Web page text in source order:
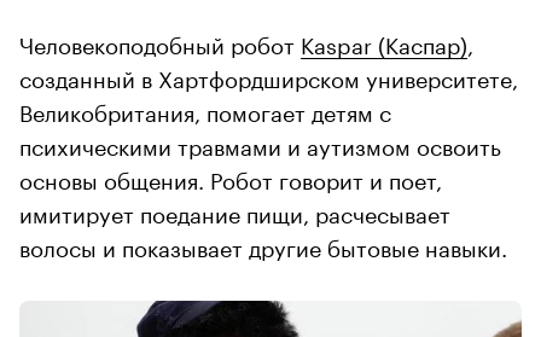
Человекоподобный робот Kaspar (Каспар)
созданный в Хартфордширском университете,
Великобритания, помогает детям с
психическими травмами и аутизмом освоить
основы общения. Робот говорит и поет,
имитирует поедание пищи, расчесывает
волосы и показывает другие бытовые навыки.